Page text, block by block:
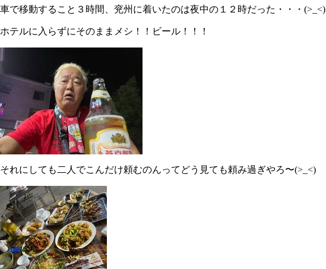
車で移動すること３時間、兖州に着いたのは夜中の１２時だった・・・(>_<)
ホテルに入らずにそのままメシ！！ビール！！！
それにしても二人でこんだけ頼むのんってどう見ても頼み過ぎやろ〜(>_<)